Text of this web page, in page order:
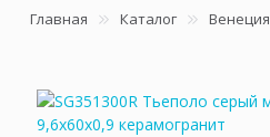
Главная Каталог Венеция